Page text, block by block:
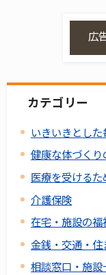
広
カテゴリー
いきいきとし
健康な体づくり
医療を受けるた
介護保険
在宅・施設の福
金銭・交通・
相談窓口・施設